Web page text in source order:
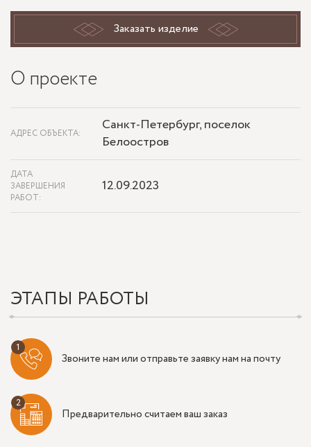
Заказать изделие
О проекте
АДРЕС ОБЪЕКТА:
Санкт-Петербург, поселок
Белоостров
ДАТА
ЗАВЕРШЕНИЯ
РАБОТ:
12.09.2023
ЭТАПЫ РАБОТЫ
Звоните нам или отправьте заявку нам на почту
Предварительно считаем ваш заказ